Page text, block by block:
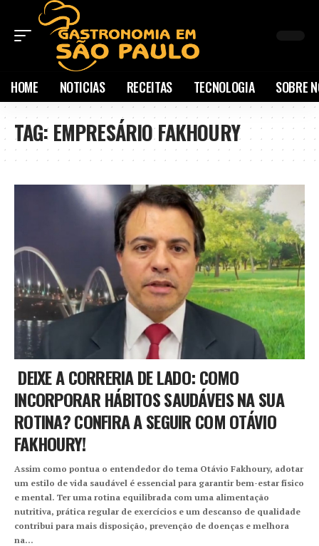
HOME NOTICIAS RECEITAS TECNOLOGIA SOBRE
TAG:EMPRESÁRIO FAKHOURY
DEIXE A CORRERIA DE LADO: COMO
INCORPORAR HÁBITOS SAUDÁVEIS NA SUA
ROTINA? CONFIRA A SEGUIR COM OTÁVIO
FAKHOURY!
Assim como pontua o entendedor do tema Otávio Fakhoury, adotar
um estilo de vida saudável é essencial para garantir bem-estar físico
e mental. Ter uma rotina equilibrada com uma alimentação
nutritiva, prática regular de exercícios e um descanso de qualidade
contribui para mais disposição, prevenção de doenças e melhora
na…